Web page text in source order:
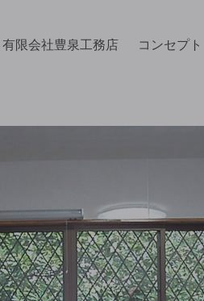
有限会社豊泉工務店 コンセプト